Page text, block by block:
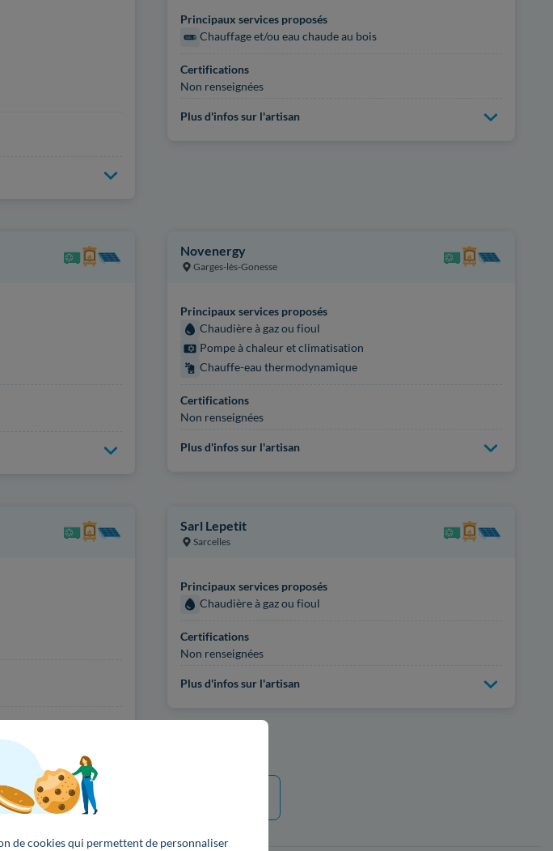
de cookies qui permettent de personnaliser
Principaux services proposés
Chauffage et/ou eau chaude au bois
Certifications
Non renseignées
Plus d'infos sur l'artisan
Novenergy
Garges-lès-Gonesse
Principaux services proposés
Chaudière à gaz ou fioul
Pompe à chaleur et climatisation
Chauffe-eau thermodynamique
Certifications
Non renseignées
Plus d'infos sur l'artisan
Sarl Lepetit
Sarcelles
Principaux services proposés
Chaudière à gaz ou fioul
Certifications
Non renseignées
Plus d'infos sur l'artisan
Voir